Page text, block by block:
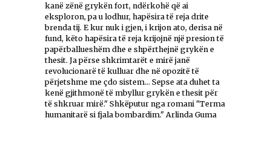
kanë zënë grykën fort, ndërkohë që ai
eksploron, pa u lodhur, hapësira të reja drite
brenda tij. E kur nuk i gjen, i krijon ato, derisa në
fund, këto hapësira të reja krijojnë një presion të
papërballueshëm dhe e shpërthejnë grykën e
thesit. Ja përse shkrimtarët e mirë janë
revolucionarë të kulluar dhe në opozitë të
përjetshme me çdo sistem... Sepse ata duhet ta
kenë gjithmonë të mbyllur grykën e thesit për
të shkruar mirë." Shkëputur nga romani "Terma
humanitarë si fjala bombardim." Arlinda Guma